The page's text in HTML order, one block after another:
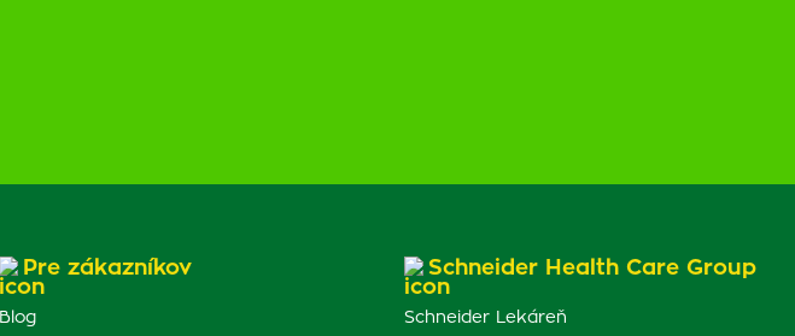
Pre zákazníkov
Blog
Schneider Health Care Group
Schneider Lekáreň